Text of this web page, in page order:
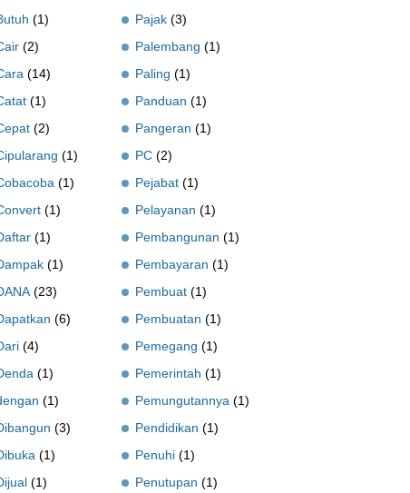
(1)
(2)
(14)
(1)
(2)
(1)
(1)
(1)
(1)
(1)
(23)
(6)
(4)
(1)
(1)
(3)
(1)
(1)
Pajak (3)
Palembang (1)
Paling (1)
Panduan (1)
Pangeran (1)
PC (2)
Pejabat (1)
Pelayanan (1)
Pembangunan (1)
Pembayaran (1)
Pembuat (1)
Pembuatan (1)
Pemegang (1)
Pemerintah (1)
Pemungutannya (1)
Pendidikan (1)
Penuhi (1)
Penutupan (1)